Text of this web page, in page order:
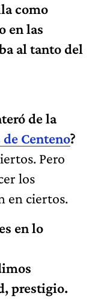
como
en las
al tanto del
de la
Centeno?
Pero
los
en ciertos.
en lo
prestigio.